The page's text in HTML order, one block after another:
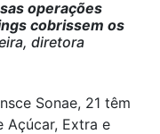
operações
cobrissem os
diretora
Sonae, 21 têm
Açúcar, Extra e